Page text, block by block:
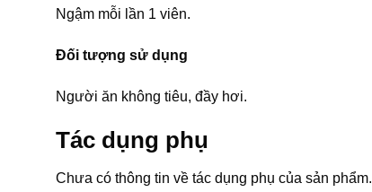
Ngậm mỗi lần 1 viên.
Đối tượng sử dụng
Người ăn không tiêu, đầy hơi.
Tác dụng phụ
Chưa có thông tin về tác dụng phụ của sản phẩm.